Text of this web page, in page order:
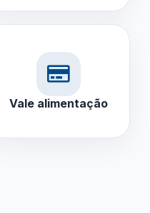
Vale alimentação